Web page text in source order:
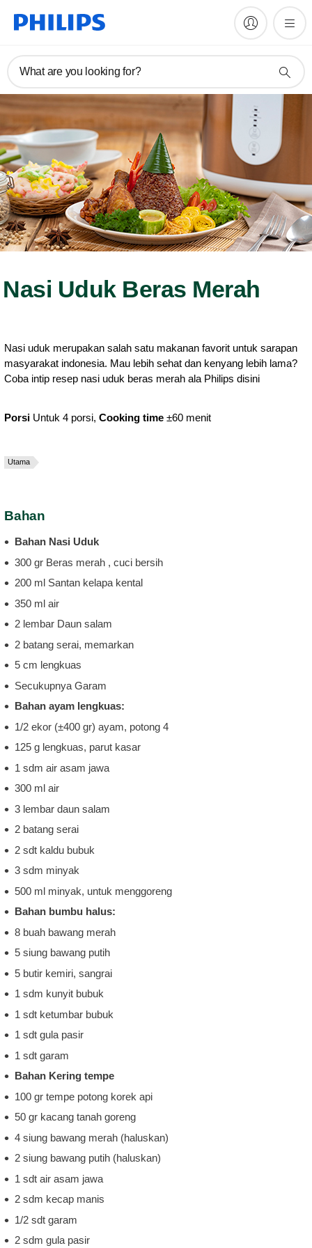
What are you looking for?
Nasi Uduk Beras Merah
Nasi uduk merupakan salah satu makanan favorit untuk sarapan
masyarakat indonesia. Mau lebih sehat dan kenyang lebih lama?
Coba intip resep nasi uduk beras merah ala Philips disini
Porsi Untuk 4 porsi, Cooking time ±60 menit
Utama
Bahan
Bahan Nasi Uduk
300 gr Beras merah , cuci bersih
200 ml Santan kelapa kental
350 ml air
2 lembar Daun salam
2 batang serai, memarkan
5 cm lengkuas
Secukupnya Garam
Bahan ayam lengkuas:
1/2 ekor (±400 gr) ayam, potong 4
125 g lengkuas, parut kasar
1 sdm air asam jawa
300 ml air
3 lembar daun salam
2 batang serai
2 sdt kaldu bubuk
3 sdm minyak
500 ml minyak, untuk menggoreng
Bahan bumbu halus:
8 buah bawang merah
5 siung bawang putih
5 butir kemiri, sangrai
1 sdm kunyit bubuk
1 sdt ketumbar bubuk
1 sdt gula pasir
1 sdt garam
Bahan Kering tempe
100 gr tempe potong korek api
50 gr kacang tanah goreng
4 siung bawang merah (haluskan)
2 siung bawang putih (haluskan)
1 sdt air asam jawa
2 sdm kecap manis
1/2 sdt garam
2 sdm gula pasir